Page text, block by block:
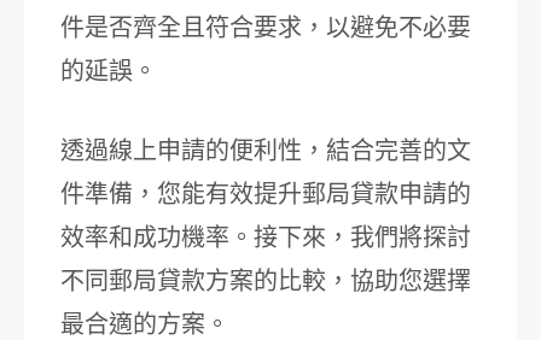
件是否齊全且符合要求，以避免不必要
的延誤。
透過線上申請的便利性，結合完善的文
件準備，您能有效提升郵局貸款申請的
效率和成功機率。接下來，我們將探討
不同郵局貸款方案的比較，協助您選擇
最合適的方案。